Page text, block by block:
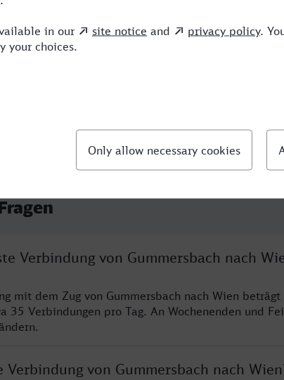
4 RB,RJX,BRB,ICE
Verbindung von Gummersbach nach
mit dem Zug von Gummersbach nach Wien beträgt
35 Verbindungen pro Tag. An Wochenenden und
von Gummersbach nach